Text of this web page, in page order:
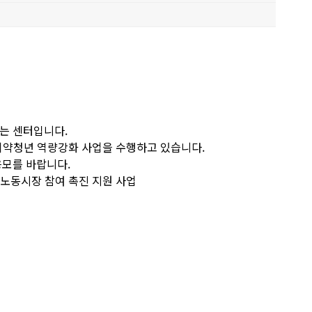
센터입니다.
청년 역량강화 사업을 수행하고 있습니다.
를 바랍니다.
동시장 참여 촉진 지원 사업